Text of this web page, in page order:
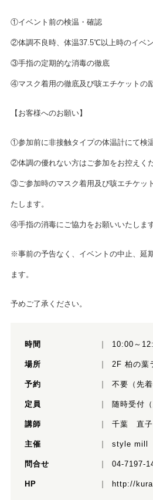
①イベント前の検温・確認
②体調不良時、体温37.5℃以上時のイベ
③手指の定期的な消毒の徹底
④マスク着用の徹底及び咳エチケットの
【お客様へのお願い】
①参加前に非接触タイプの体温計にて検
②体調の優れない方はご参加をお控えくだ
③ご参加時のマスク着用及び咳エチケッ
たします。
④手指の消毒にご協力をお願いいたします
※事前の予告なく、イベントの中止、延
ます。
予めご了承ください。
時間 10:00～
場所 2F 柏の
予約 不要（先着
定員 随時受付
講師 千葉 直子
主催 style mill
問合せ 04-7197-
HP http://